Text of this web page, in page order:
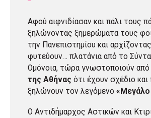
Αφού αιφνιδίασαν και πάλι τους
ξηλώνοντας ξημερώματα τους
την Πανεπιστημίου και
φυτεύουν… πλατάνια από το
Ομόνοια, τώρα γνωστοποιούν από
της Αθήνας ότι έχουν σχέδιο
ξηλώνουν τον λεγόμενο «Μεγάλο
Ο Αντιδήμαρχος Αστικών και